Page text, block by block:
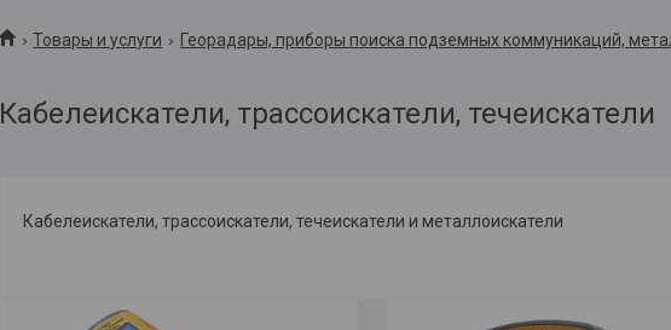
Товары и услуги Георадары, приборы поиска подземных коммуникаций,
Кабелеискатели, трассоискатели, течеискатели
Кабелеискатели, трассоискатели, течеискатели и металлоискатели